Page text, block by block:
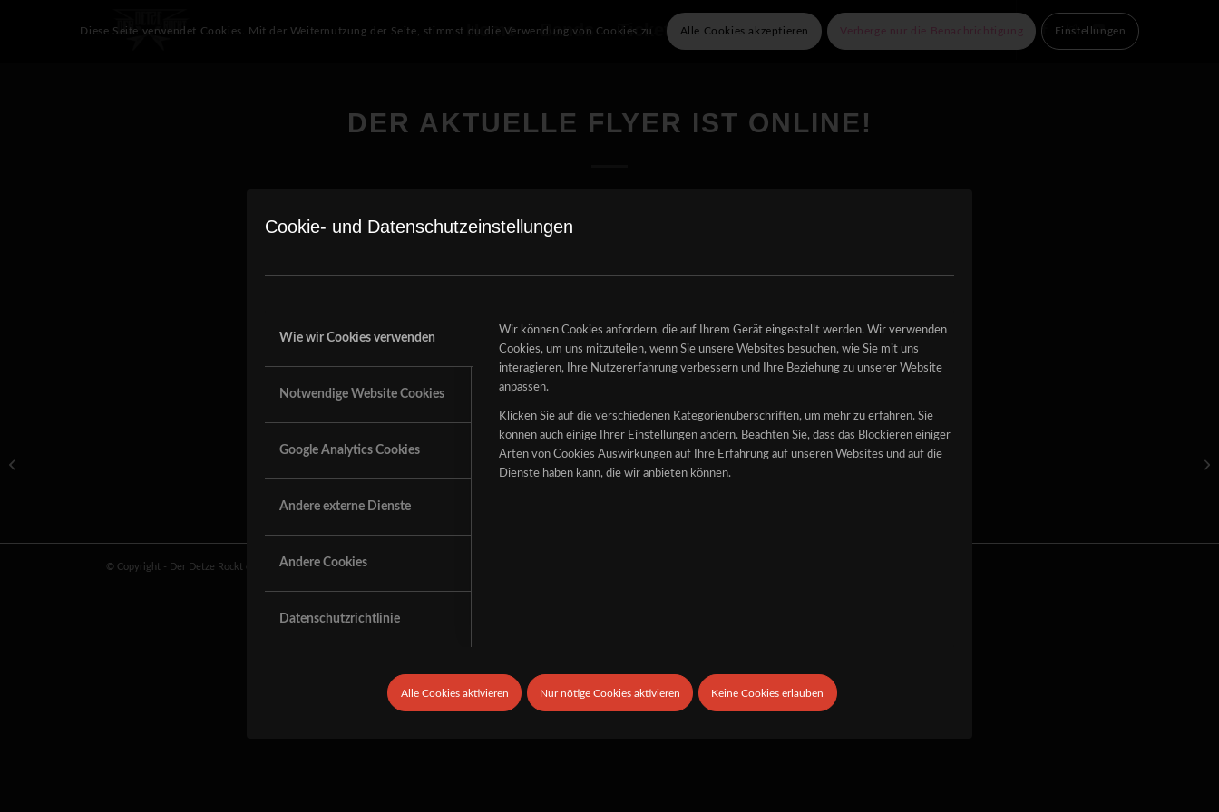
Cookie- und Datenschutzeinstellungen
Wie wir Cookies verwenden
Notwendige Website Cookies
Google Analytics Cookies
Andere externe Dienste
Andere Cookies
Datenschutzrichtlinie
Wir können Cookies anfordern, die auf Ihrem Gerät eingestellt werden. Wir verwenden
Cookies, um uns mitzuteilen, wenn Sie unsere Websites besuchen, wie Sie mit uns
interagieren, Ihre Nutzererfahrung verbessern und Ihre Beziehung zu unserer Website
anpassen.
Klicken Sie auf die verschiedenen Kategorienüberschriften, um mehr zu erfahren. Sie
können auch einige Ihrer Einstellungen ändern. Beachten Sie, dass das Blockieren einiger
Arten von Cookies Auswirkungen auf Ihre Erfahrung auf unseren Websites und auf die
Dienste haben kann, die wir anbieten können.
Alle Cookies aktivieren Nur nötige Cookies aktivieren Keine Cookies erlauben
Home Bands Tickets Info Unsere Partner Kontakt
DER AKTUELLE FLYER IST ONLINE!
© Copyright - Der Detze Rockt eV Impressum| Datenschutz
Diese Seite verwendet Cookies. Mit der Weiternutzung der Seite, stimmst du die Verwendung von Cookies zu. Alle Cookies akzeptieren Verberge nur die Benachrichtigung Einstellungen